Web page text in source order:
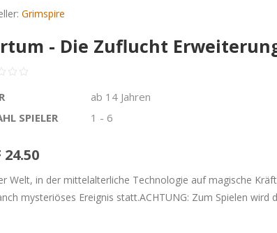
Grimspire
- Die Zuflucht
ab 14 Jahren
SPIELER
1 - 6
24.50
Welt, in der mittelalterliche Technologie auf magische
mysteriöses Ereignis statt.ACHTUNG: Zum Spielen wird